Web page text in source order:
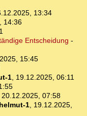
13:34
14:36
Entscheidung -
15:45
1, 19.12.2025, 06:11
20.12.2025, 07:58
helmut-1, 19.12.2025,